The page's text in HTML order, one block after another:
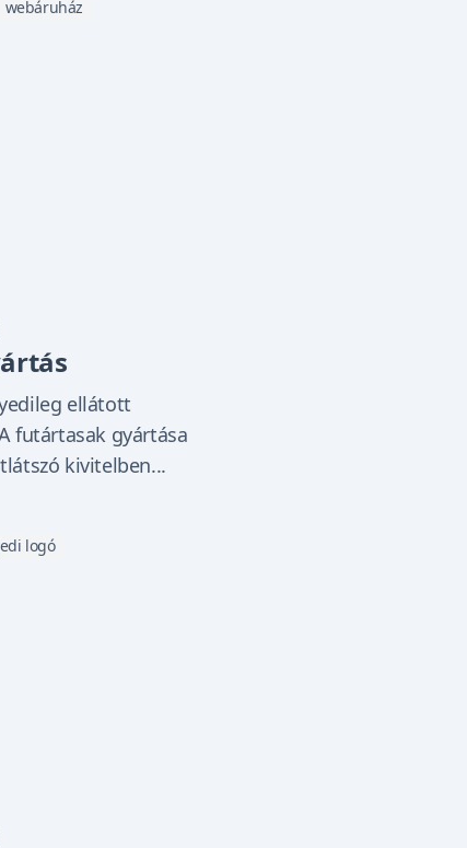
webáruház
ellátott
futártasak gyártása
kivitelben...
logó